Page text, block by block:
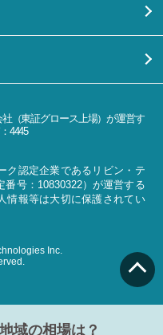
（東証グロース上場）が運営す
4445
ク認定企業であるリビン・テ
番号：10830322）が運営する
情報等は大切に保護されてい
Inc.
域の相場は？